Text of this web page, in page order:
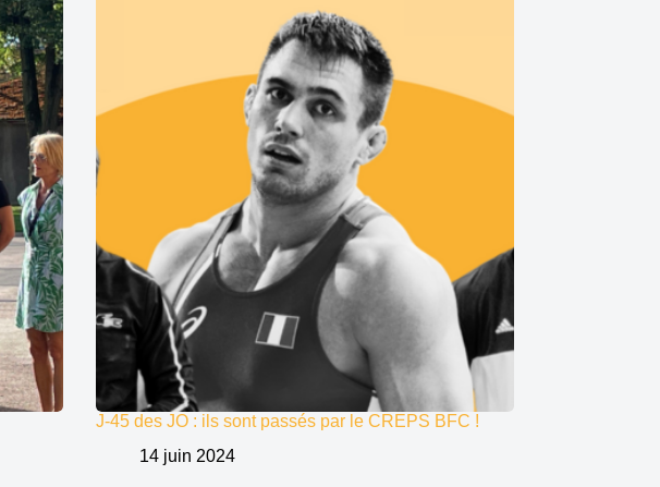
J-45 des JO : ils sont passés par le CREPS BFC !
14 juin 2024